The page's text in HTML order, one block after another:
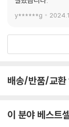
새로운 메뉴 개발 아
기’……. 백종원 대표
며 육류에 대한 끊임
같은 평범한 부위가
깃집 사장님, 식당
는 모든 소비자를 위
끼는 맛도 달라진다.
y******g
배송/반품/교환
이 분야 베스트